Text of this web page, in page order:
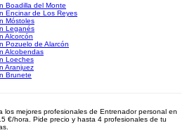
Boadilla del Monte
Encinar de Los Reyes
Móstoles
Leganés
Alcorcón
Pozuelo de Alarcón
Alcobendas
Loeches
Aranjuez
Brunete
los mejores profesionales de Entrenador personal en
€/hora. Pide precio y hasta 4 profesionales de tu